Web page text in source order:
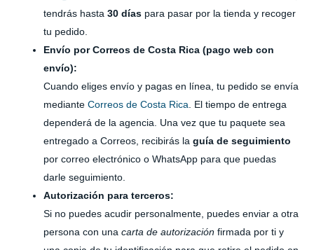
tendrás hasta 30 días para pasar por la tienda y recoger
tu pedido.
Envío por Correos de Costa Rica (pago web con
envío):
Cuando eliges envío y pagas en línea, tu pedido se envía
mediante Correos de Costa Rica . El tiempo de entrega
dependerá de la agencia. Una vez que tu paquete sea
entregado a Correos, recibirás la guía de seguimiento
por correo electrónico o WhatsApp para que puedas
darle seguimiento.
Autorización para terceros:
Si no puedes acudir personalmente, puedes enviar a otra
persona con una carta de autorización firmada por ti y